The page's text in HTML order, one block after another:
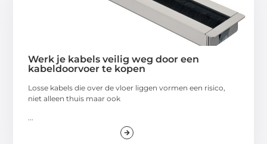
Werk je kabels veilig weg door een
kabeldoorvoer te kopen
Losse kabels die over de vloer liggen vormen een risico,
niet alleen thuis maar ook